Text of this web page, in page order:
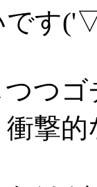
です
つ
衝撃